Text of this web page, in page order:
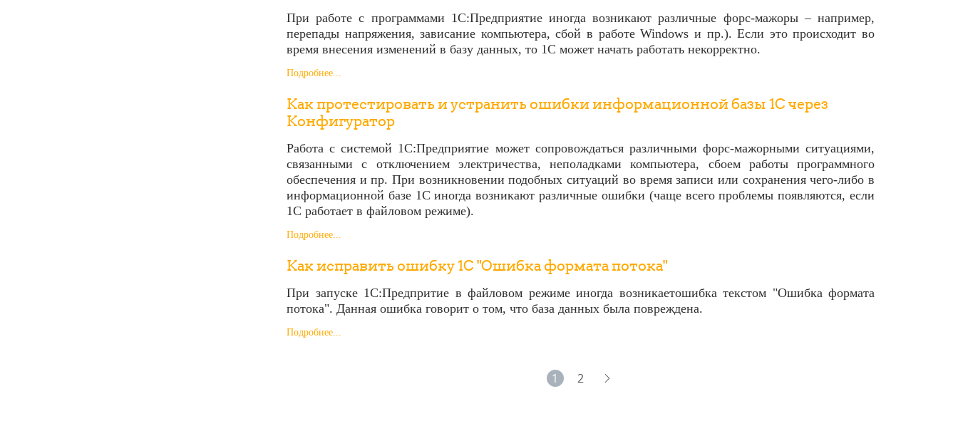
При работе с программами 1С:Предприятие иногда возникают различные форс-мажоры – например,
перепады напряжения, зависание компьютера, сбой в работе Windows и пр.). Если это происходит во
время внесения изменений в базу данных, то 1С может начать работать некорректно.
Подробнее...
Как протестировать и устранить ошибки информационной базы 1C через
Конфигуратор
Работа с системой 1С:Предприятие может сопровождаться различными форс-мажорными ситуациями,
связанными с отключением электричества, неполадками компьютера, сбоем работы программного
обеспечения и пр. При возникновении подобных ситуаций во время записи или сохранения чего-либо в
информационной базе 1С иногда возникают различные ошибки (чаще всего проблемы появляются, если
1С работает в файловом режиме).
Подробнее...
Как исправить ошибку 1С "Ошибка формата потока"
При запуске 1С:Предпритие в файловом режиме иногда возникаетошибка текстом "Ошибка формата
потока". Данная ошибка говорит о том, что база данных была повреждена.
Подробнее...
1 2